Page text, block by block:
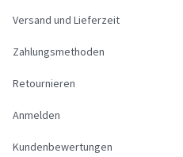
Versand und Lieferzeit
Zahlungsmethoden
Retournieren
Anmelden
Kundenbewertungen